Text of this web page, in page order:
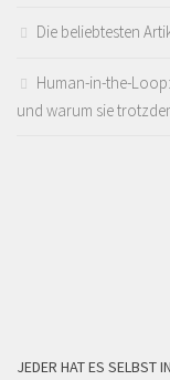
Die beliebtesten
Human-in-the-
und warum sie
JEDER HAT ES SELBST